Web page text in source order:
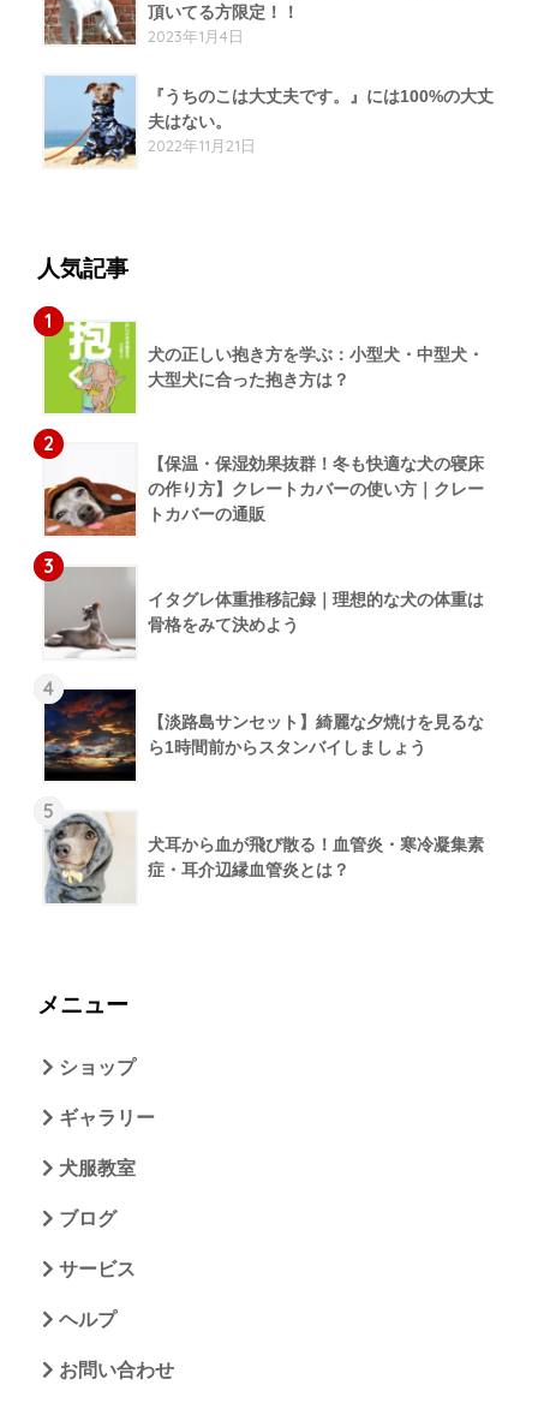
頂いてる方限定！！
2023年1月4日
『うちのこは大丈夫です。』には100%の大丈
夫はない。
2022年11月21日
人気記事
1
犬の正しい抱き方を学ぶ：小型犬・中型犬・
大型犬に合った抱き方は？
2
【保温・保湿効果抜群！冬も快適な犬の寝床
の作り方】クレートカバーの使い方｜クレー
トカバーの通販
3
イタグレ体重推移記録｜理想的な犬の体重は
骨格をみて決めよう
4
【淡路島サンセット】綺麗な夕焼けを見るな
ら1時間前からスタンバイしましょう
5
犬耳から血が飛び散る！血管炎・寒冷凝集素
症・耳介辺縁血管炎とは？
メニュー
ショップ
ギャラリー
犬服教室
ブログ
サービス
ヘルプ
お問い合わせ